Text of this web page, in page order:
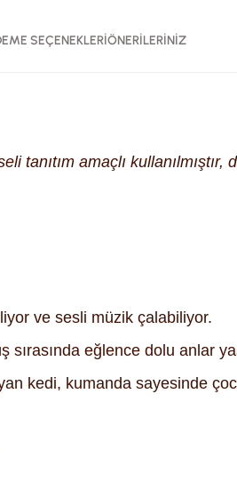
SEÇENEKLERİÖNERİLERİNİZ
tanıtım amaçlı kullanılmıştır,
ve sesli müzik çalabiliyor.
eğlence dolu anlar
kedi, kumanda sayesinde